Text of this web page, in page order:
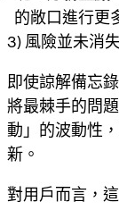
的敞口進行更
3) 風險並未消
即使諒解備忘
將最棘手的問
動」的波動性
新。
對用戶而言，